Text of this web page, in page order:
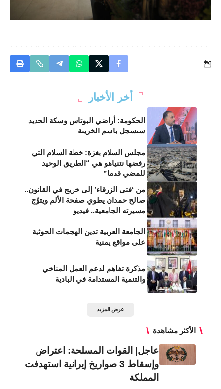
أخر الأخبار
الحكومة: أراضي البوتاس وسكة الحديد
ستسجل باسم الخزينة
مجلس السلام بغزة: خطة السلام التي
رفضها نتنياهو هي “الطريق الوحيد
للمضي قدما”
من ‘فتى الزرقاء’ إلى خريج في القانون..
صالح حمدان يطوي صفحة الألم ويتوّج
مسيرته الجامعية.. فيديو
الجامعة العربية تدين الهجمات الحوثية
على مواقع يمنية
مذكرة تفاهم لدعم العمل المناخي
والتنمية المستدامة في البادية
عرض المزيد
الأكثر مشاهدة
عاجل| القوات المسلحة: اعتراض
وإسقاط 3 صواريخ إيرانية استهدفت
المملكة